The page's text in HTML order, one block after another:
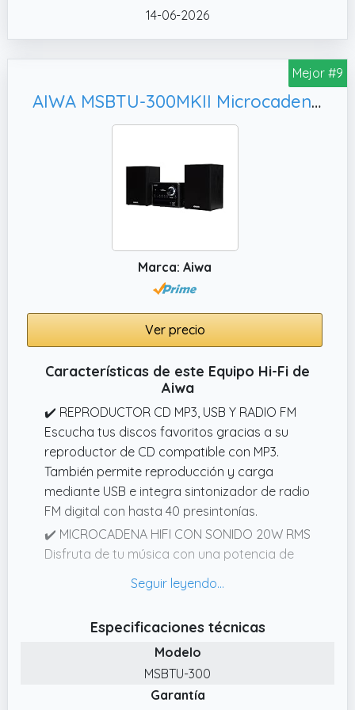
mayor calidad. Los altavoces también se
pueden conectar a su computadora por
separado para actuar como altavoces de
musical más realista e inmersiva, ya sea para
escuchar música, ver películas o jugar.
completo Total de 40 W RMS de potencia de
salida (bajos 15 W2, agudos 5 W2). Este
equipo combinado con reproductor de CD y
✔️ Amplia aplicación Combinación de
reproductor de CD y cassettes*1, sistemas
de rack estéreo*2, cable TypeC1, mando a
adaptador*1, cable auxiliar*1. Solo apto para
fuente de alimentación.
✔️ Versátil y multifuncional El sistema estéreo
para el hogar incluye: radio FM: disfruta de
una recepción nítida con búsqueda
automática o manual de canales y función
de memoria. Puerto AUS: conecta teléfonos
móviles, reproductores de MP3 o un
ordenador para reproducir audio a través de
nuestros reproductores de CD Boombox,
ranura USB/TF: transmite audiolibros o
música.
14-06-2026
Mejor #9
AIWA MSBTU-300MKII Microcadena HiFi Bluetooth 20W RMS, Negro
Marca: Aiwa
Ver precio
Características de este Equipo Hi-Fi de
Aiwa
✔️ REPRODUCTOR CD MP3, USB Y RADIO FM
Escucha tus discos favoritos gracias a su
reproductor de CD compatible con MP3.
También permite reproducción y carga
mediante USB e integra sintonizador de radio
FM digital con hasta 40 presintonías.
✔️ MICROCADENA HIFI CON SONIDO 20W RMS
Disfruta de tu música con una potencia de
compacto con dos altavoces independientes
espacios de uso diario.
✔️ BLUETOOTH 5.0 PARA MÚSICA
INALÁMBRICA Transmite música fácilmente
desde tu teléfono, tablet u ordenador
Especificaciones técnicas
Modelo
MSBTU-300
Garantía